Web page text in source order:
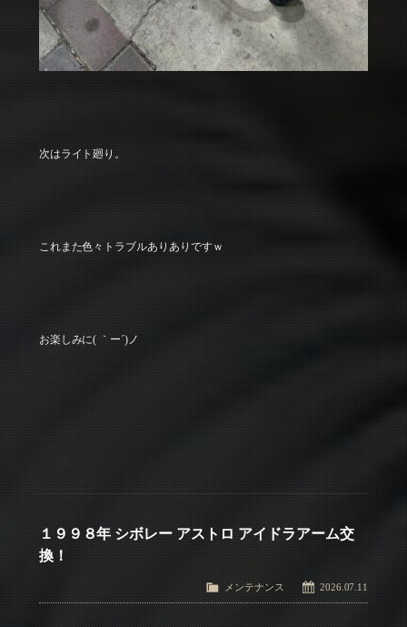
次はライト廻り。
これまた色々トラブルありありですｗ
お楽しみに( ｀ー´)ノ
１９９８年 シボレー アストロ アイドラアーム交
換！
2026.07.11
メンテナンス